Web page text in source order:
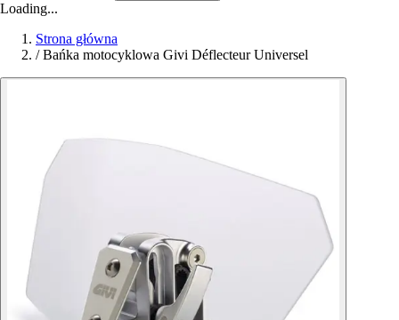
Loading...
Strona główna
/ Bańka motocyklowa Givi Déflecteur Universel